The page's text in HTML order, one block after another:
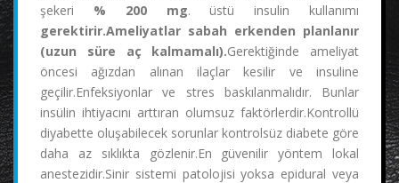
şekeri % 200 mg. üstü insulin kullanımı
gerektirir.Ameliyatlar sabah erkenden planlanır
(uzun süre aç kalmamalı).Gerektiğinde ameliyat
öncesi ağızdan alınan ilaçlar kesilir ve insuline
geçilir.Enfeksiyonlar ve stres baskılanmalıdır. Bunlar
insülin ihtiyacını arttıran olumsuz faktörlerdir.Kontrollü
diyabette oluşabilecek sorunlar kontrolsüz diabete göre
daha az sıklıkta gözlenir.En güvenilir yöntem lokal
anestezidir.Sinir sistemi patolojisi yoksa epidural veya